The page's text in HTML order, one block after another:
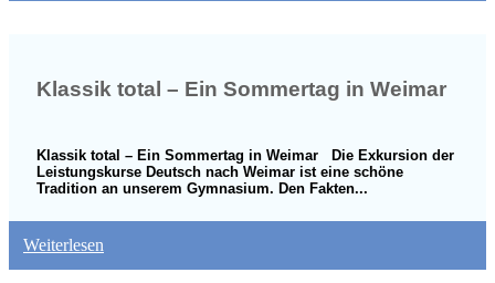
Klassik total – Ein Sommertag in Weimar
Klassik total – Ein Sommertag in Weimar Die Exkursion der
Leistungskurse Deutsch nach Weimar ist eine schöne
Tradition an unserem Gymnasium. Den Fakten...
Weiterlesen